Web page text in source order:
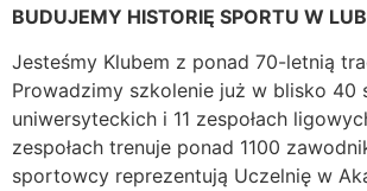
BUDUJEMY HISTORIĘ SPORTU W
Jesteśmy Klubem z ponad 70-letnią
Prowadzimy szkolenie już w blisko 40
uniwersyteckich i 11 zespołach
zespołach trenuje ponad 1100
sportowcy reprezentują Uczelnię w